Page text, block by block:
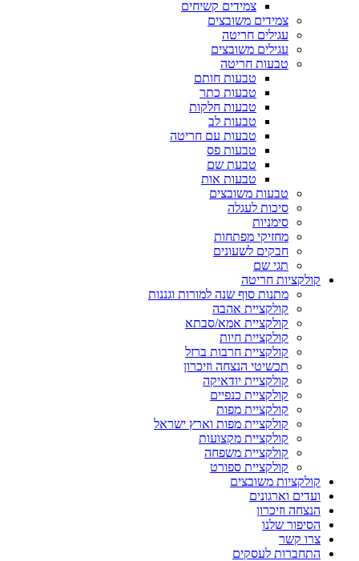
צמידים קשיחים
צמידים משובצים
עגילים חריטה
עגילים משובצים
טבעות חריטה
טבעות חותם
טבעות כתר
טבעות חלקות
טבעות לב
טבעות עם חריטה
טבעות פס
טבעת שם
טבעות אות
טבעות משובצים
סיכות לעגלה
סימניות
מחזיקי מפתחות
חבקים לשעונים
תגי שם
קולקציות חריטה
מתנות סוף שנה למורות וגננות
קולקציית אהבה
קולקציית אמא/סבתא
קולקציית חיות
קולקציית חרבות ברזל
תכשיטי הנצחה וזיכרון
קולקציית יודאיקה
קולקציית כנפיים
קולקציית מפות
קולקציית מפות וארץ ישראל
קולקציית מקצועות
קולקציית משפחה
קולקציית ספורט
קולקציות משובצים
ועדים וארגונים
הנצחה וזיכרון
הסיפור שלנו
צרו קשר
התחברות לעסקים